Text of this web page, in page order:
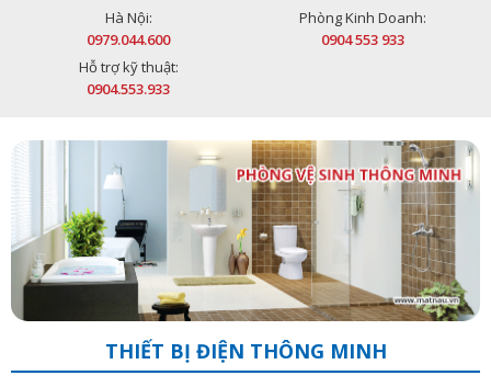
Hà Nội:
0979.044.600
Phòng Kinh Doanh:
0904 553 933
Hỗ trợ kỹ thuật:
0904.553.933
THIẾT BỊ ĐIỆN THÔNG MINH